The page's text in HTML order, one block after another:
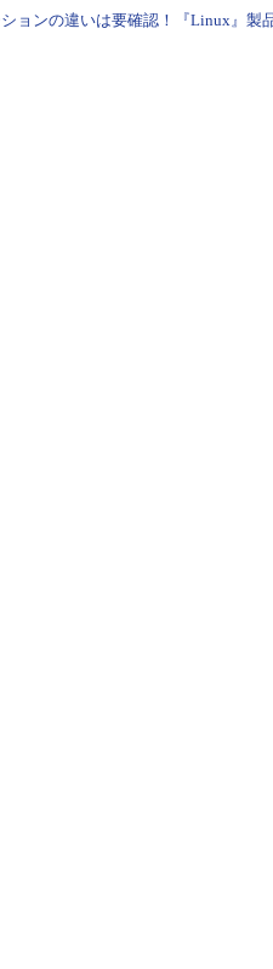
ントHyper-Vに既定で作成さ
ョンの違いは要確認！『Linux』製